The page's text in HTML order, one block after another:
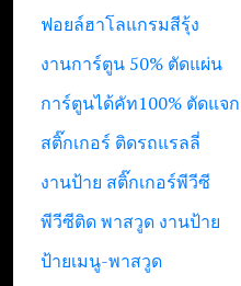
ฟอยล์ฮาโลแกรมสีรุ้ง
งานการ์ตูน 50% ตัดแผ่น
การ์ตูนได้คัท100% ตัดแจก
สติ๊กเกอร์ ติดรถแรลลี่
งานป้าย สติ๊กเกอร์พีวีซี
พีวีซีติด พาสวูด งานป้าย
ป้ายเมนู-พาสวูด